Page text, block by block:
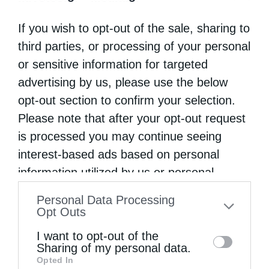
If you wish to opt-out of the sale, sharing to
third parties, or processing of your personal
or sensitive information for targeted
advertising by us, please use the below
opt-out section to confirm your selection.
Please note that after your opt-out request
is processed you may continue seeing
interest-based ads based on personal
information utilized by us or personal
to your opt-out. You may separately opt-out
information by third parties on the IAB’s list
of downstream participants. This
Personal Data Processing
Opt Outs
I want to opt-out of the
Sharing of my personal data.
Opted In
Πατέρων και εχρίσθη με έλαιον εκ της
κανδήλας των. Στην Αγγλία οι ιατροί
εξεπλάγησαν, διότι την επομένη ημέρα της
πενταώρου εγχειρήσεώς της η ασθενής
συνήλθε και άρχισε να ομιλεί. Μετά από 3
ημέρες οι ιατροί ομολόγησαν ότι
θαυματουργικώς απορροφήθηκε το υγρό, για
εγχείρηση, και σε 18 ημέρες η ασθενής
εθεραπεύθη τελείως και επέστρεψε στην
Ελλάδα.